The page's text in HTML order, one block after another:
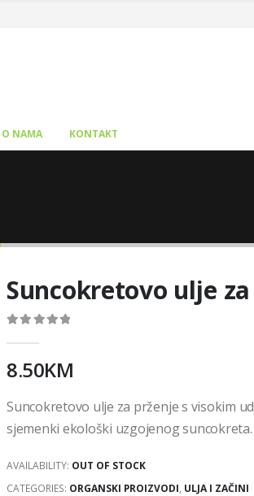
O NAMA KONTAKT
Suncokretovo ulje
8.50KM
Suncokretovo ulje za prženje s visokim
sjemenki ekološki uzgojenog suncokreta.
AVAILABILITY: OUT OF STOCK
CATEGORIES: ORGANSKI PROIZVODI, ULJA I ZAČINI